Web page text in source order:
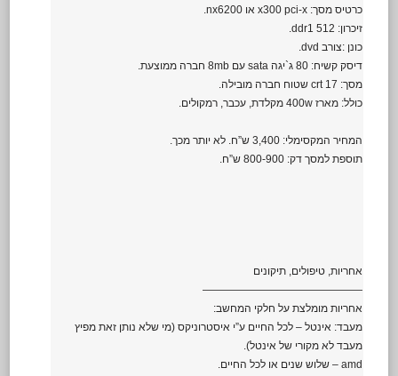
כרטיס מסך: x300 pci-x או nx6200.
זיכרון: 512 ddr1.
כונן :צורב dvd.
דיסק קשיח: 80 ג`יגה sata עם 8mb חברה ממוצעת.
מסך: 17 crt שטוח חברה מובילה.
כולל: מארז 400w מקלדת, עכבר, רמקולים.
המחיר המקסימלי: 3,400 ש”ח. לא יותר מכך.
תוספת למסך דק: 800-900 ש”ח.
אחריות, טיפולים, תיקונים
———————————————
אחריות מומלצת על חלקי המחשב:
מעבד: אינטל – לכל החיים ע”י איסטרוניקס (מי שלא נותן זאת מפיץ
מעבד לא מקורי של אינטל).
amd – שלוש שנים או לכל החיים.